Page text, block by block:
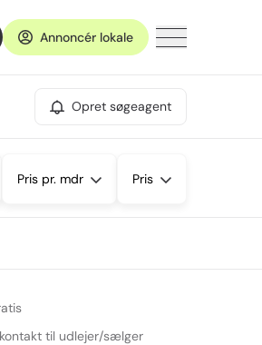
Annoncér lokale
Opret søgeagent
Pris pr. mdr Pris
til udlejer/sælger